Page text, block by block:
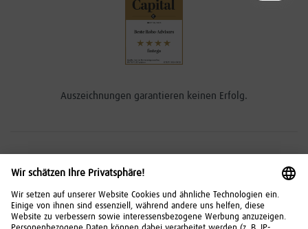
Auszeichnungen garantieren keinen Erfolg.
Risikohinweise
Investitionen in Wertpapiere, Tages- und Festgeld
unterliegen bestimmten Risiken. Diese können